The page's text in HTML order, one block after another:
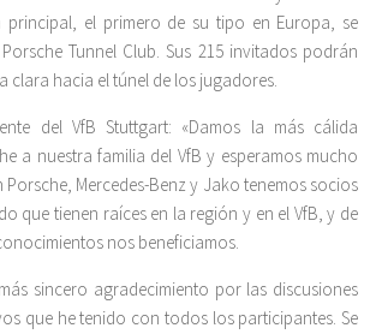
el primero de su tipo en Europa, se
Tunnel Club. Sus 215 invitados podrán
clara hacia el túnel de los jugadores.
del VfB Stuttgart: «Damos la más cálida
a nuestra familia del VfB y esperamos mucho
Mercedes-Benz y Jako tenemos socios
que tienen raíces en la región y en el VfB, y de
nos beneficiamos.
sincero agradecimiento por las discusiones
que he tenido con todos los participantes. Se